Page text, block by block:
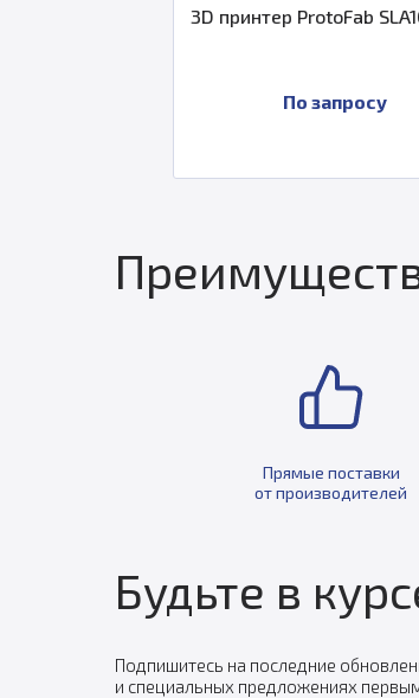
3D принтер ProtoFab SLA100 DLC
Прямые поставки
от производителей
Будьте в
Подпишитесь на последние
и специальных предложениях